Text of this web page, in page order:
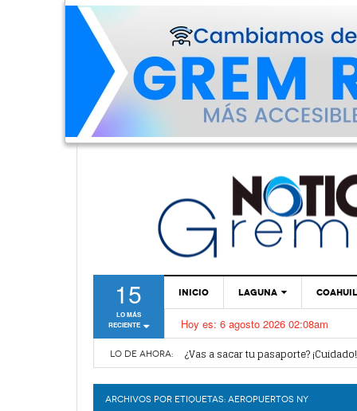
15
LO MÁS
RECIENTE
INICIO LAGUNA
TORREÓN
GÓMEZ PALACIO
Hoy es: 6 agosto 2026 02:08am
LO DE AHORA:
Van por mejoras al sistema de
¿Vas a sacar tu pasaporte?
Habrá más suspensiones de
Recorte de 16 mdp en
horas -
Promueven campaña sobre
ARCHIVOS POR ETIQUETAS: AEROPUERTOS NY